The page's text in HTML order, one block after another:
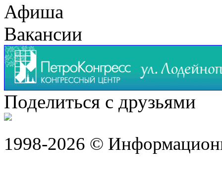
Афиша
Вакансии
Поделиться с друзьями
1998-2026 ©